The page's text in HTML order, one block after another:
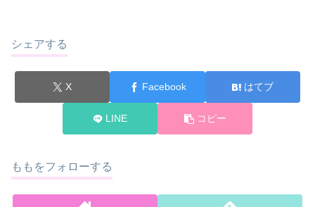
シェアする
X Facebook はてブ
LINE コピー
ももをフォローする